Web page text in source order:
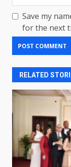
Save my
for the next
RELATED